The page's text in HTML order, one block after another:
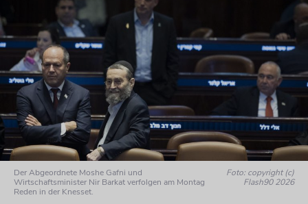
Der Abgeordnete Moshe Gafni und
Wirtschaftsminister Nir Barkat verfolgen am Montag
Reden in der Knesset.
Foto: copyright (c)
Flash90 2026